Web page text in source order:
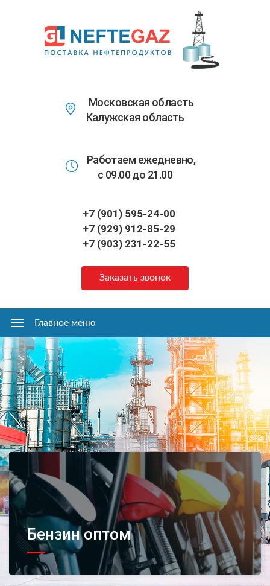
основному
содержанию
Московская область
Калужская область
Работаем ежедневно,
с 09.00 до 21.00
+7 (901) 595-24-00
+7 (929) 912-85-29
+7 (903) 231-22-55
Заказать звонок
Главное
меню
Главное меню
Бензин оптом